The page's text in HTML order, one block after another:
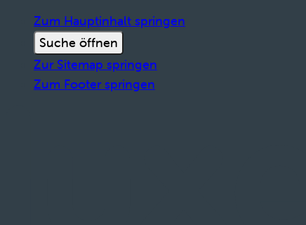
Zum Hauptinhalt springen
Suche öffnen
Zur Sitemap springen
Zum Footer springen